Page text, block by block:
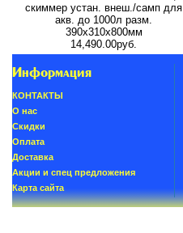
скиммер устан. внеш./самп для
акв. до 1000л разм.
390х310х800мм
14,490.00руб.
Информация
КОНТАКТЫ
О нас
Скидки
Oплатa
Доставка
Акции и спец предложения
Карта сайта